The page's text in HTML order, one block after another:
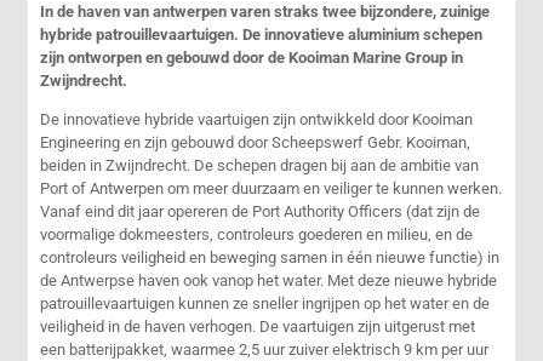
In de haven van antwerpen varen straks twee bijzondere, zuinige
hybride patrouillevaartuigen. De innovatieve aluminium schepen
zijn ontworpen en gebouwd door de Kooiman Marine Group in
Zwijndrecht.
De innovatieve hybride vaartuigen zijn ontwikkeld door Kooiman
Engineering en zijn gebouwd door Scheepswerf Gebr. Kooiman,
beiden in Zwijndrecht. De schepen dragen bij aan de ambitie van
Port of Antwerpen om meer duurzaam en veiliger te kunnen werken.
Vanaf eind dit jaar opereren de Port Authority Officers (dat zijn de
voormalige dokmeesters, controleurs goederen en milieu, en de
controleurs veiligheid en beweging samen in één nieuwe functie) in
de Antwerpse haven ook vanop het water. Met deze nieuwe hybride
patrouillevaartuigen kunnen ze sneller ingrijpen op het water en de
veiligheid in de haven verhogen. De vaartuigen zijn uitgerust met
een batterijpakket, waarmee 2,5 uur zuiver elektrisch 9 km per uur